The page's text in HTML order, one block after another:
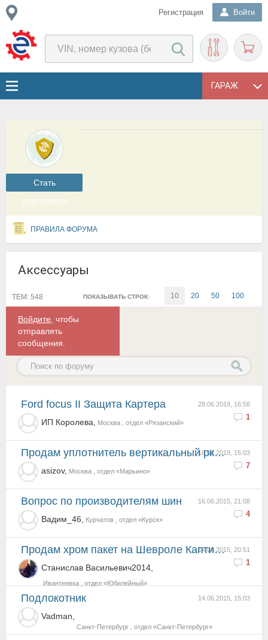
Регистрация Войти
ГАРАЖ
Cтать
участником
ПРАВИЛА ФОРУМА
Аксессуары
ПОКАЗЫВАТЬ СТРОК: 10 20 50 100
ТЕМ: 548
Войдите , чтобы
отправлять
сообщения.
28.06.2019, 16:58
1
Ford focus II Защита Картера
ИП Королева, Москва , отдел «Рязанский»
18.03.2019, 15:03
7
Продам уплотнитель вертикальный рки-19
asizov, Москва , отдел «Марьино»
16.06.2015, 21:08
4
Вопрос по производителям шин
Вадим_46, Курчатов , отдел «Курск»
14.06.2015, 20:51
1
Продам хром пакет на Шевроле Каптива 2006-2011 г.в.в Ивантеевке Московской.обл.
Станислав Васильевич2014,
Ивантеевка , отдел «Юбилейный»
14.06.2015, 15:03
Подлокотник
Vadman,
Санкт-Петербург , отдел «Санкт-Петербург»